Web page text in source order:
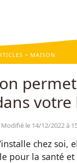
MAISON
Modifié le 14/12/2022 à
chez
pour la santé